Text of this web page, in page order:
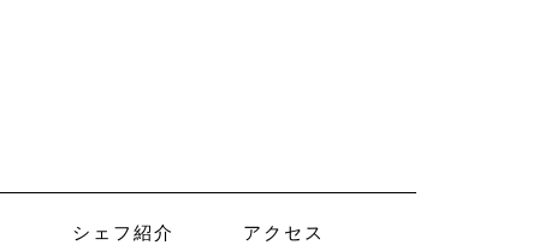
シェフ紹介 アクセス